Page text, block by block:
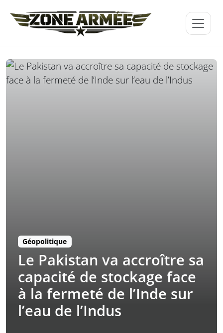
Géopolitique
Le Pakistan va accroître sa
capacité de stockage face
à la fermeté de l’Inde sur
l’eau de l’Indus